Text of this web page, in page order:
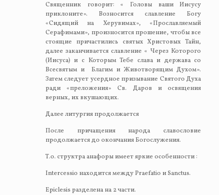
Священник говорит: « Головы ваши Иисусу
приклоните». Возносится славление Богу
«Сидящий на Херувимах», «Прославляемый
Серафимами», произносится прошение, чтобы все
стоящие причастились святых Христовых Тайн,
далее заканчивается славление « Через Которого
(Иисуса) и с Которым Тебе слава и держава со
Всесвятым и Благим и Животворящим Духом».
Затем следует усердное призывание Святого Духа
ради «преложения» Св. Даров и освящения
верных, их вкушающих.
Далее литургия продолжается
После причащения народа славословие
продолжается до окончания Богослужения.
Т.о. структра анафоры имеет яркие особенности :
Intercessio находится между Praefatio и Sanctus.
Epiclesis разделена на 2 части.